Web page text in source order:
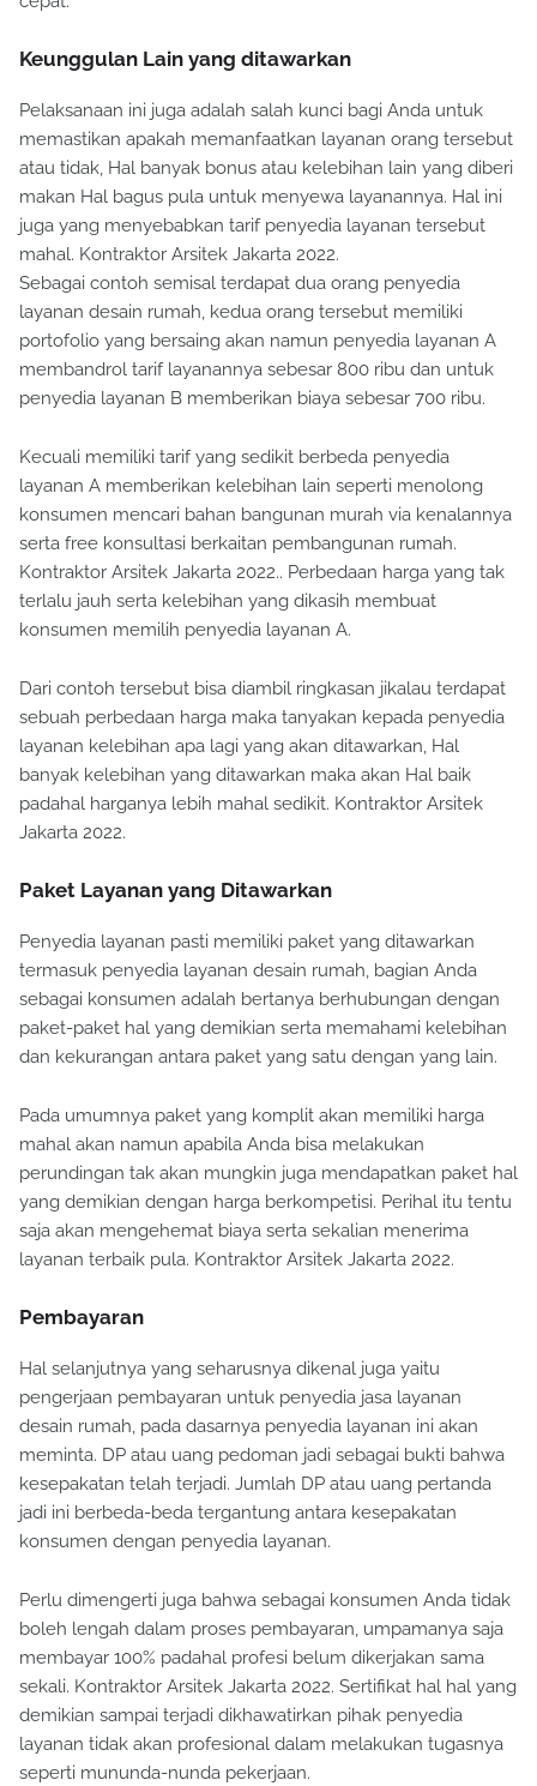
Keunggulan Lain yang ditawarkan
Pelaksanaan ini juga adalah salah kunci bagi Anda untuk
memastikan apakah memanfaatkan layanan orang tersebut
atau tidak, Hal banyak bonus atau kelebihan lain yang diberi
makan Hal bagus pula untuk menyewa layanannya. Hal ini
juga yang menyebabkan tarif penyedia layanan tersebut
mahal. Kontraktor Arsitek Jakarta 2022.
Sebagai contoh semisal terdapat dua orang penyedia
layanan desain rumah, kedua orang tersebut memiliki
portofolio yang bersaing akan namun penyedia layanan A
membandrol tarif layanannya sebesar 800 ribu dan untuk
penyedia layanan B memberikan biaya sebesar 700 ribu.
Kecuali memiliki tarif yang sedikit berbeda penyedia
layanan A memberikan kelebihan lain seperti menolong
konsumen mencari bahan bangunan murah via kenalannya
serta free konsultasi berkaitan pembangunan rumah.
Kontraktor Arsitek Jakarta 2022.. Perbedaan harga yang tak
terlalu jauh serta kelebihan yang dikasih membuat
konsumen memilih penyedia layanan A.
Dari contoh tersebut bisa diambil ringkasan jikalau terdapat
sebuah perbedaan harga maka tanyakan kepada penyedia
layanan kelebihan apa lagi yang akan ditawarkan, Hal
banyak kelebihan yang ditawarkan maka akan Hal baik
padahal harganya lebih mahal sedikit. Kontraktor Arsitek
Jakarta 2022.
Paket Layanan yang Ditawarkan
Penyedia layanan pasti memiliki paket yang ditawarkan
termasuk penyedia layanan desain rumah, bagian Anda
sebagai konsumen adalah bertanya berhubungan dengan
paket-paket hal yang demikian serta memahami kelebihan
dan kekurangan antara paket yang satu dengan yang lain.
Pada umumnya paket yang komplit akan memiliki harga
mahal akan namun apabila Anda bisa melakukan
perundingan tak akan mungkin juga mendapatkan paket hal
yang demikian dengan harga berkompetisi. Perihal itu tentu
saja akan mengehemat biaya serta sekalian menerima
layanan terbaik pula. Kontraktor Arsitek Jakarta 2022.
Pembayaran
Hal selanjutnya yang seharusnya dikenal juga yaitu
pengerjaan pembayaran untuk penyedia jasa layanan
desain rumah, pada dasarnya penyedia layanan ini akan
meminta. DP atau uang pedoman jadi sebagai bukti bahwa
kesepakatan telah terjadi. Jumlah DP atau uang pertanda
jadi ini berbeda-beda tergantung antara kesepakatan
konsumen dengan penyedia layanan.
Perlu dimengerti juga bahwa sebagai konsumen Anda tidak
boleh lengah dalam proses pembayaran, umpamanya saja
membayar 100% padahal profesi belum dikerjakan sama
sekali. Kontraktor Arsitek Jakarta 2022. Sertifikat hal hal yang
demikian sampai terjadi dikhawatirkan pihak penyedia
layanan tidak akan profesional dalam melakukan tugasnya
seperti mununda-nunda pekerjaan.